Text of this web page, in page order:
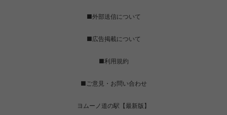
■外部送信について
■広告掲載について
■利用規約
■ご意見・お問い合わせ
ヨムーノ道の駅【最新版】